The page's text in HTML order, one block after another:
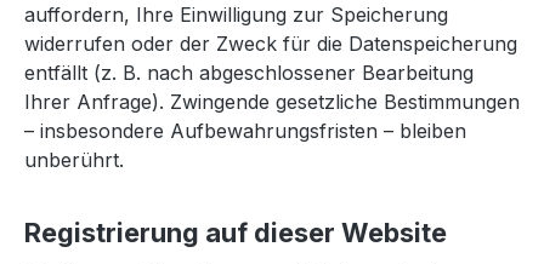
auffordern, Ihre Einwilligung zur Speicherung
widerrufen oder der Zweck für die Datenspeicherung
entfällt (z. B. nach abgeschlossener Bearbeitung
Ihrer Anfrage). Zwingende gesetzliche Bestimmungen
– insbesondere Aufbewahrungsfristen – bleiben
unberührt.
Registrierung auf dieser Website